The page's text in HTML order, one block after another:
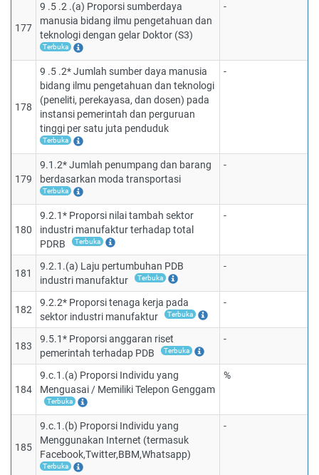
177
9 .5 .2 .(a) Proporsi sumberdaya
manusia bidang ilmu pengetahuan dan
teknologi dengan gelar Doktor (S3)
Terbuka
-
178
9 .5 .2* Jumlah sumber daya manusia
bidang ilmu pengetahuan dan teknologi
(peneliti, perekayasa, dan dosen) pada
instansi pemerintah dan perguruan
tinggi per satu juta penduduk
Terbuka
-
179
9.1.2* Jumlah penumpang dan barang
berdasarkan moda transportasi
Terbuka
-
180
9.2.1* Proporsi nilai tambah sektor
industri manufaktur terhadap total
PDRB
Terbuka
-
181
9.2.1.(a) Laju pertumbuhan PDB
industri manufaktur
Terbuka
-
182
9.2.2* Proporsi tenaga kerja pada
sektor industri manufaktur
Terbuka
-
183
9.5.1* Proporsi anggaran riset
pemerintah terhadap PDB
Terbuka
-
184
9.c.1.(a) Proporsi Individu yang
Menguasai / Memiliki Telepon Genggam
Terbuka
%
185
9.c.1.(b) Proporsi Individu yang
Menggunakan Internet (termasuk
Facebook,Twitter,BBM,Whatsapp)
Terbuka
-